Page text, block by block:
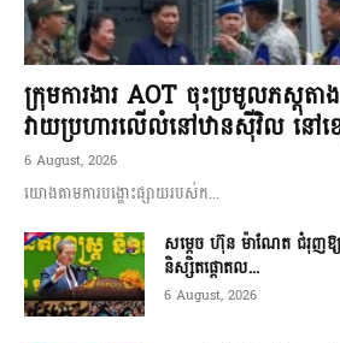
ក្រុមការងារ AOT ចុះប្រមូលភស្តុត
វាយប្រហារលើលំនៅឋានស៊ីវិល នៅខេ
6 August, 2026
យោងតាមការបង្ហោះផ្សាយរបស់ក...
សម្តេច ហ៊ុន ម៉ាណែត ជំរុញឱ្
និស្សិតផ្តោតល...
6 August, 2026